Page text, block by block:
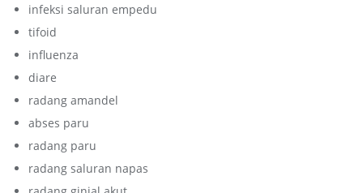
infeksi saluran empedu
tifoid
influenza
diare
radang amandel
abses paru
radang paru
radang saluran napas